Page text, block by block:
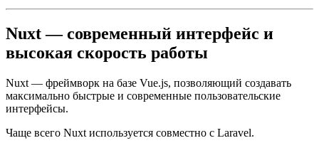
Nuxt — современный интерфейс и
высокая скорость работы
Nuxt — фреймворк на базе Vue.js, позволяющий создавать
максимально быстрые и современные пользовательские
интерфейсы.
Чаще всего Nuxt используется совместно с Laravel.